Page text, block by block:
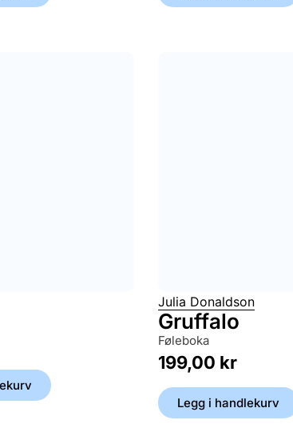
Julia Donaldson
Gruffalo
føleboka
199,00 kr
Legg i handlekurv